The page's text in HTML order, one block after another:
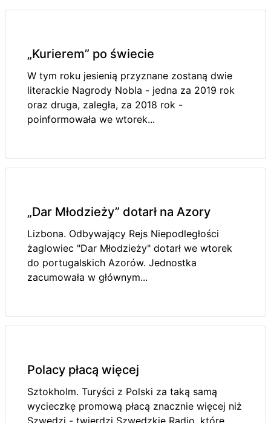
„Kurierem” po świecie
W tym roku jesienią przyznane zostaną dwie
literackie Nagrody Nobla - jedna za 2019 rok
oraz druga, zaległa, za 2018 rok -
poinformowała we wtorek...
„Dar Młodzieży” dotarł na Azory
Lizbona. Odbywający Rejs Niepodległości
żaglowiec "Dar Młodzieży" dotarł we wtorek
do portugalskich Azorów. Jednostka
zacumowała w głównym...
Polacy płacą więcej
Sztokholm. Turyści z Polski za taką samą
wycieczkę promową płacą znacznie więcej niż
Szwedzi - twierdzi Szwedzkie Radio, które